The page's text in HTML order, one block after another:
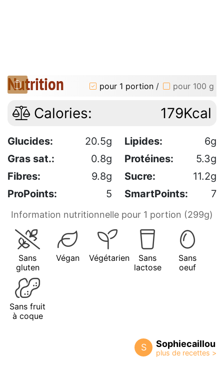
Nutrition pour 1 portion / pour 100 g
Calories: 179Kcal
Glucides: 20.5g Lipides:
6g
Gras sat.:
0.8g Protéines:
5.3g
Fibres:
9.8g Sucre:
11.2g
ProPoints:
5 SmartPoints: 7
Information nutritionnelle pour 1 portion (299g)
Sans
gluten
Végan Végétarien
Sans
lactose
Sans
oeuf
Sans fruit
à coque
S Sophiecaillou